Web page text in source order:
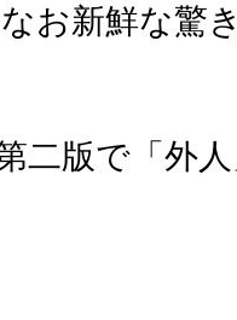
お新鮮な驚
二版で「外